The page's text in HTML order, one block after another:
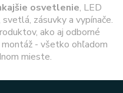
osvetlenie, LED
zásuvky a vypínače.
ako aj odborné
- všetko ohľadom
mieste.